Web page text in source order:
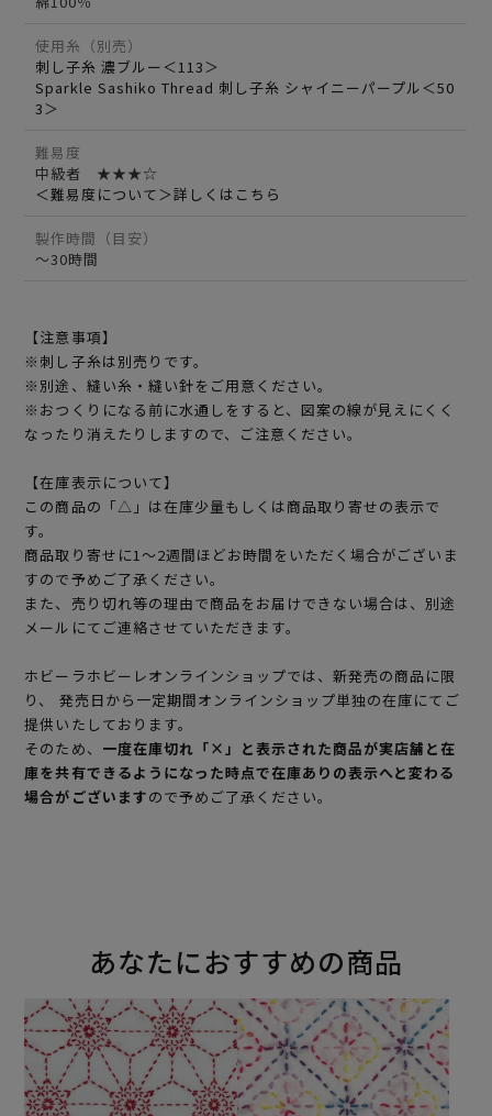
使用糸（別売）
刺し子糸 濃ブルー＜113＞
Sparkle Sashiko Thread 刺し子糸 シャイニーパープル＜50
3＞
難易度
中級者 ★★★☆
＜難易度について＞詳しくはこちら
製作時間（目安）
～30時間
【注意事項】
※刺し子糸は別売りです。
※別途、縫い糸・縫い針をご用意ください。
※おつくりになる前に水通しをすると、図案の線が見えにくく
なったり消えたりしますので、ご注意ください。
【在庫表示について】
この商品の「△」は在庫少量もしくは商品取り寄せの表示で
す。
商品取り寄せに1～2週間ほどお時間をいただく場合がございま
すので予めご了承ください。
また、売り切れ等の理由で商品をお届けできない場合は、別途
メールにてご連絡させていただきます。
ホビーラホビーレオンラインショップでは、新発売の商品に限
り、 発売日から一定期間オンラインショップ単独の在庫にてご
提供いたしております。
そのため、 一度在庫切れ「×」と表示された商品が実店舗と在
庫を共有できるようになった時点で在庫ありの表示へと変わる
場合がございますので予めご了承ください。
あなたにおすすめの商品